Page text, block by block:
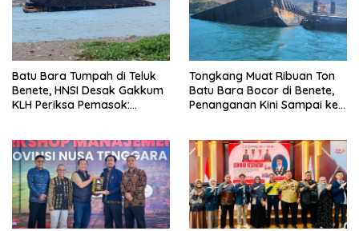
Batu Bara Tumpah di Teluk
Benete, HNSI Desak Gakkum
KLH Periksa Pemasok:
Tongkang Muat Ribuan Ton
Batu Bara Bocor di Benete,
Penanganan Kini Sampai ke